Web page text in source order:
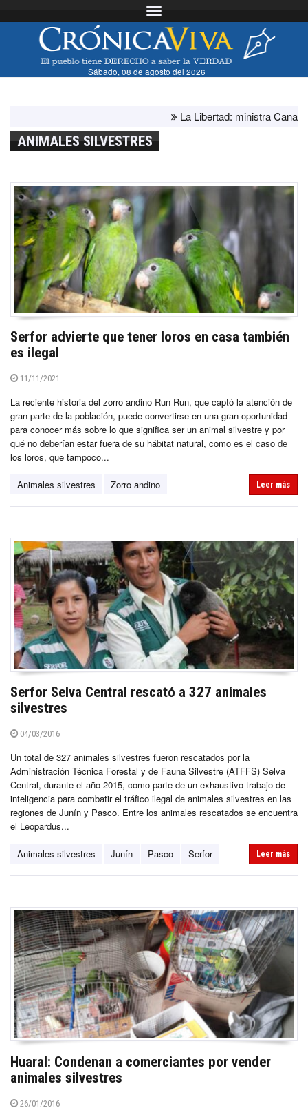
Toggle navigation
Sábado, 08 de agosto del 2026
La Libertad: ministra Canales
ANIMALES SILVESTRES
Serfor advierte que tener loros en casa también
es ilegal
11/11/2021
La reciente historia del zorro andino Run Run, que captó la atención de
gran parte de la población, puede convertirse en una gran oportunidad
para conocer más sobre lo que significa ser un animal silvestre y por
qué no deberían estar fuera de su hábitat natural, como es el caso de
los loros, que tampoco...
Animales silvestres Zorro andino Leer más
Serfor Selva Central rescató a 327 animales
silvestres
04/03/2016
Un total de 327 animales silvestres fueron rescatados por la
Administración Técnica Forestal y de Fauna Silvestre (ATFFS) Selva
Central, durante el año 2015, como parte de un exhaustivo trabajo de
inteligencia para combatir el tráfico ilegal de animales silvestres en las
regiones de Junín y Pasco. Entre los animales rescatados se encuentra
el Leopardus...
Animales silvestres Junín Pasco Serfor Leer más
Huaral: Condenan a comerciantes por vender
animales silvestres
26/01/2016